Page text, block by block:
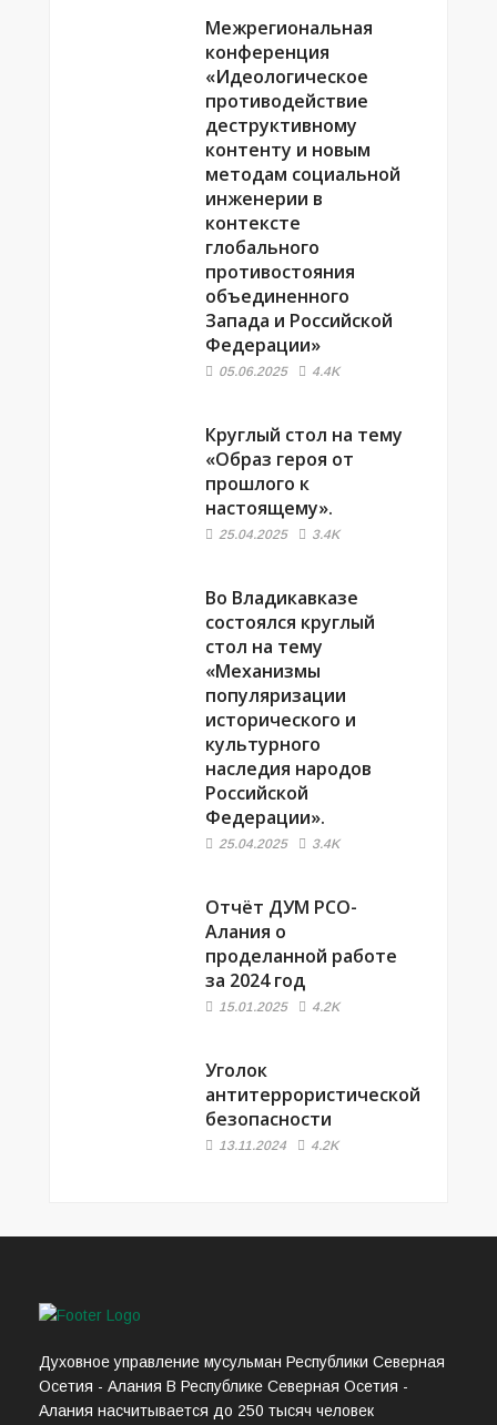
Межрегиональная
конференция
«Идеологическое
противодействие
деструктивному
контенту и новым
методам социальной
инженерии в
контексте
глобального
противостояния
объединенного
Запада и Российской
Федерации»
05.06.2025 4.4K
Круглый стол на тему
«Образ героя от
прошлого к
настоящему».
25.04.2025 3.4K
Во Владикавказе
состоялся круглый
стол на тему
«Механизмы
популяризации
исторического и
культурного
наследия народов
Российской
Федерации».
25.04.2025 3.4K
Отчёт ДУМ РСО-
Алания о
проделанной работе
за 2024 год
15.01.2025 4.2K
Уголок
антитеррористической
безопасности
13.11.2024 4.2K
Духовное управление мусульман Республики Северная
Осетия - Алания В Республике Северная Осетия -
Алания насчитывается до 250 тысяч человек